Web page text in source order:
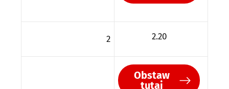
2 2.20
Obstaw
tutaj